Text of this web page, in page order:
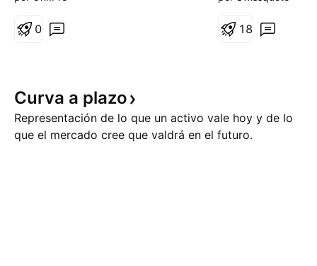
exportación. 1. Estacionalidad:
invierno ya terminó
0
terminará el
1 8
Curva a plazo
Representación de lo que un activo vale hoy y de lo
que el mercado cree que valdrá en el futuro.